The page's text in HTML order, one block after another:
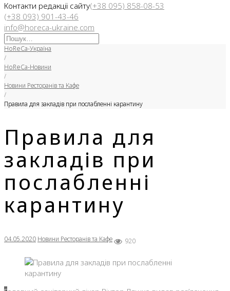
Контакти редакції сайту(+38 095) 858-08-53
(+38 093) 901-43-46
info@horeca-ukraine.com
Искать:
HoReCa-Україна
/
HoReCa-Новини
/
Новини Ресторанів та Кафе
/
Правила для закладів при послабленні карантину
Правила для
закладів при
послабленні
карантину
04.05.2020 Новини Ресторанів та Кафе 920